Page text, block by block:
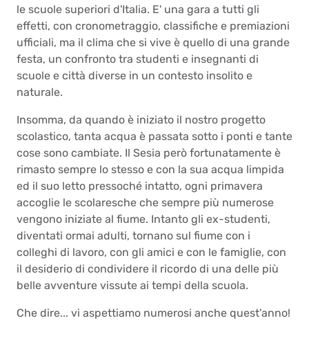
le scuole superiori d'Italia. E' una gara a tutti gli
effetti, con cronometraggio, classifiche e premiazioni
ufficiali, ma il clima che si vive è quello di una grande
festa, un confronto tra studenti e insegnanti di
scuole e città diverse in un contesto insolito e
naturale.
Insomma, da quando è iniziato il nostro progetto
scolastico, tanta acqua è passata sotto i ponti e tante
cose sono cambiate. Il Sesia però fortunatamente è
rimasto sempre lo stesso e con la sua acqua limpida
ed il suo letto pressoché intatto, ogni primavera
accoglie le scolaresche che sempre più numerose
vengono iniziate al fiume. Intanto gli ex-studenti,
diventati ormai adulti, tornano sul fiume con i
colleghi di lavoro, con gli amici e con le famiglie, con
il desiderio di condividere il ricordo di una delle più
belle avventure vissute ai tempi della scuola.
Che dire... vi aspettiamo numerosi anche quest'anno!